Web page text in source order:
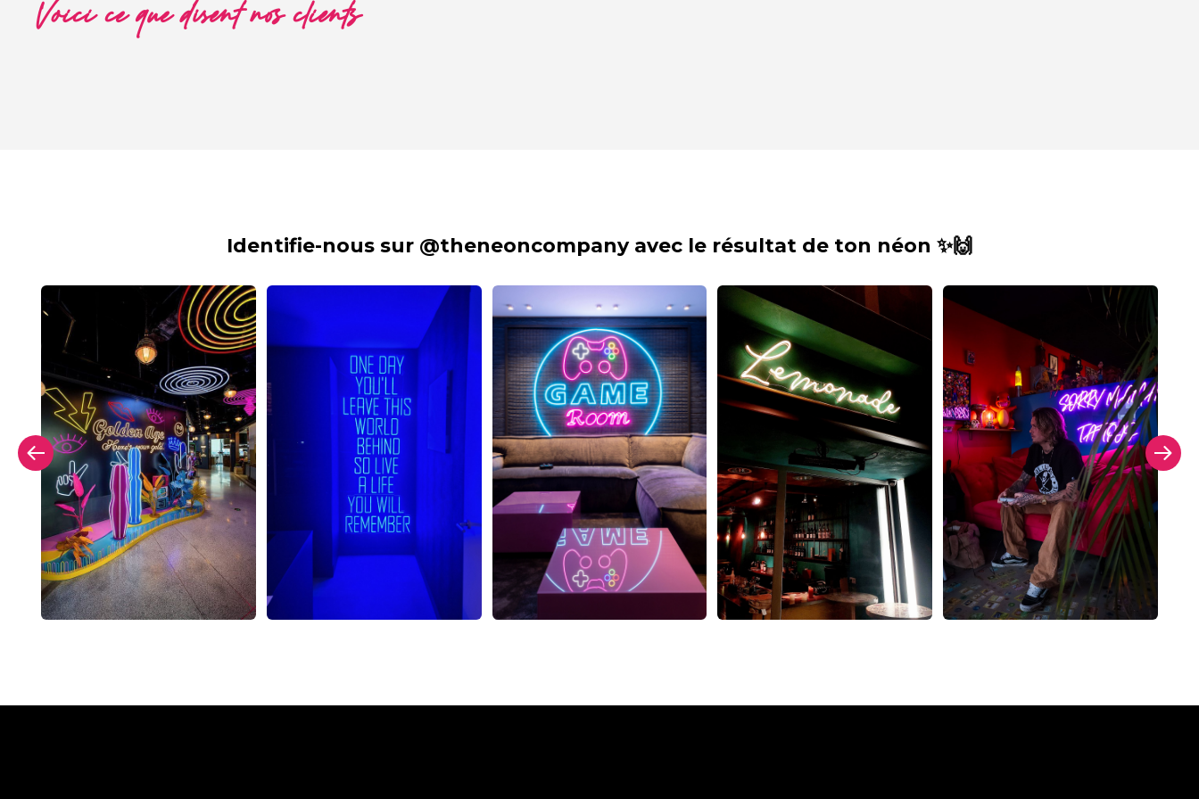
Voici ce que disent nos clients
Identifie-nous sur @theneoncompany avec le résultat de ton néon ✨🙌